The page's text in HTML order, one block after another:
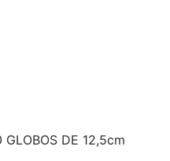
GLOBOS DE 12,5cm